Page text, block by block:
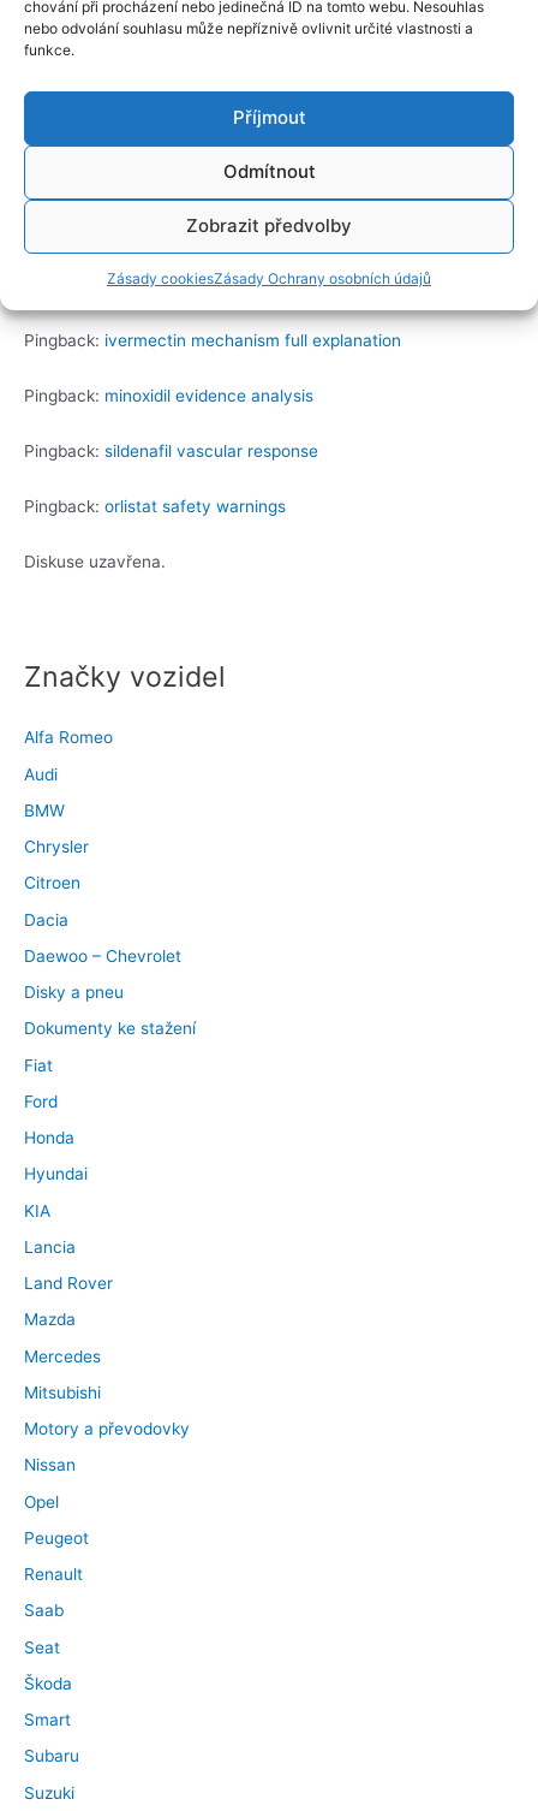
chování při procházení nebo jedinečná ID na tomto webu. Nesouhlas
nebo odvolání souhlasu může nepříznivě ovlivnit určité vlastnosti a
funkce.
Příjmout
Odmítnout
Zobrazit předvolby
Zásady cookiesZásady Ochrany osobních údajů
Pingback:avanafil generic stendra
semaglutid handelsname oral
sildenafil citrate tablets ip 100mg uses in malayalam
bupropion classification of drugs
ketoconazole shampoo otc
Pingback: ivermectin mechanism full explanation
Pingback: minoxidil evidence analysis
Pingback: sildenafil vascular response
Pingback: orlistat safety warnings
Diskuse uzavřena.
Značky vozidel
Alfa Romeo
Audi
BMW
Chrysler
Citroen
Dacia
Daewoo – Chevrolet
Disky a pneu
Dokumenty ke stažení
Fiat
Ford
Honda
Hyundai
KIA
Lancia
Land Rover
Mazda
Mercedes
Mitsubishi
Motory a převodovky
Nissan
Opel
Peugeot
Renault
Saab
Seat
Škoda
Smart
Subaru
Suzuki